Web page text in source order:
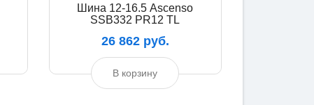
Шина 12-16.5 Ascenso
SSB332 PR12 TL
26 862 руб.
В корзину